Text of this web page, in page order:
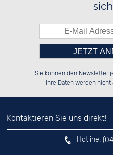
██░░██░░██░░██░░░░░░██░░░░░░██░░
██████░░██░░██░░░░████░░░░████░░
░░░░██░░██░░██░░░░░░██░░██░░░░░░
Sie können den Newsletter
Ihre Daten werden
Kontaktieren Sie uns direkt!
Hotline: